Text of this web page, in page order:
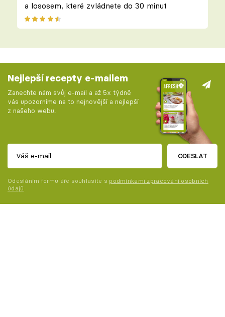
a lososem, které zvládnete do 30 minut
Nejlepší recepty e-mailem
Zanechte nám svůj e-mail a až 5x týdně
vás upozorníme na to nejnovější a nejlepší
z našeho webu.
ODESLAT
Odesláním formuláře souhlasíte s podmínkami zpracování osobních
údajů